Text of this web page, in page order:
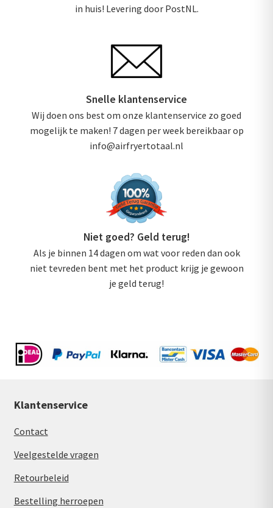
in huis! Levering door PostNL.
Snelle klantenservice
Wij doen ons best om onze klantenservice zo goed
mogelijk te maken! 7 dagen per week bereikbaar op
info@airfryertotaal.nl
Niet goed? Geld terug!
Als je binnen 14 dagen om wat voor reden dan ook
niet tevreden bent met het product krijg je gewoon
je geld terug!
Klantenservice
Contact
Veelgestelde vragen
Retourbeleid
Bestelling herroepen